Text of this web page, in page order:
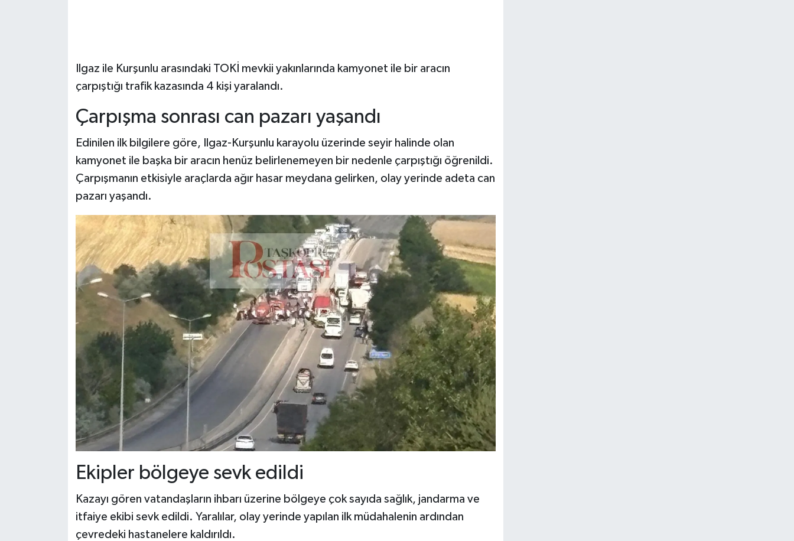
Ilgaz ile Kurşunlu arasındaki TOKİ mevkii yakınlarında kamyonet ile bir aracın
çarpıştığı trafik kazasında 4 kişi yaralandı.
Çarpışma sonrası can pazarı yaşandı
Edinilen ilk bilgilere göre, Ilgaz-Kurşunlu karayolu üzerinde seyir halinde olan
kamyonet ile başka bir aracın henüz belirlenemeyen bir nedenle çarpıştığı öğrenildi.
Çarpışmanın etkisiyle araçlarda ağır hasar meydana gelirken, olay yerinde adeta can
pazarı yaşandı.
Ekipler bölgeye sevk edildi
Kazayı gören vatandaşların ihbarı üzerine bölgeye çok sayıda sağlık, jandarma ve
itfaiye ekibi sevk edildi. Yaralılar, olay yerinde yapılan ilk müdahalenin ardından
çevredeki hastanelere kaldırıldı.
Karadeniz Haberleri
Teknoloji Haberleri
Siyaset Haberleri
Dünya Haberleri
Yerel Haberler
Haber Arşivi